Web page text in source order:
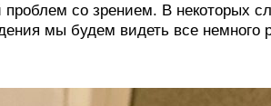
со зрением. В некоторых
мы будем видеть все немного